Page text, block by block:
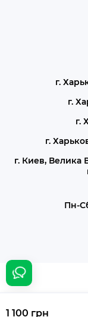
1 100 грн
г.
г.
г.
г.
г. Киев, Велика
Пн-